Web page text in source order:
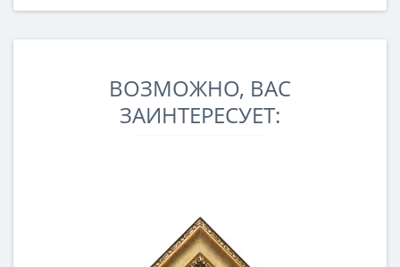
ВОЗМОЖНО, ВАС
ЗАИНТЕРЕСУЕТ: